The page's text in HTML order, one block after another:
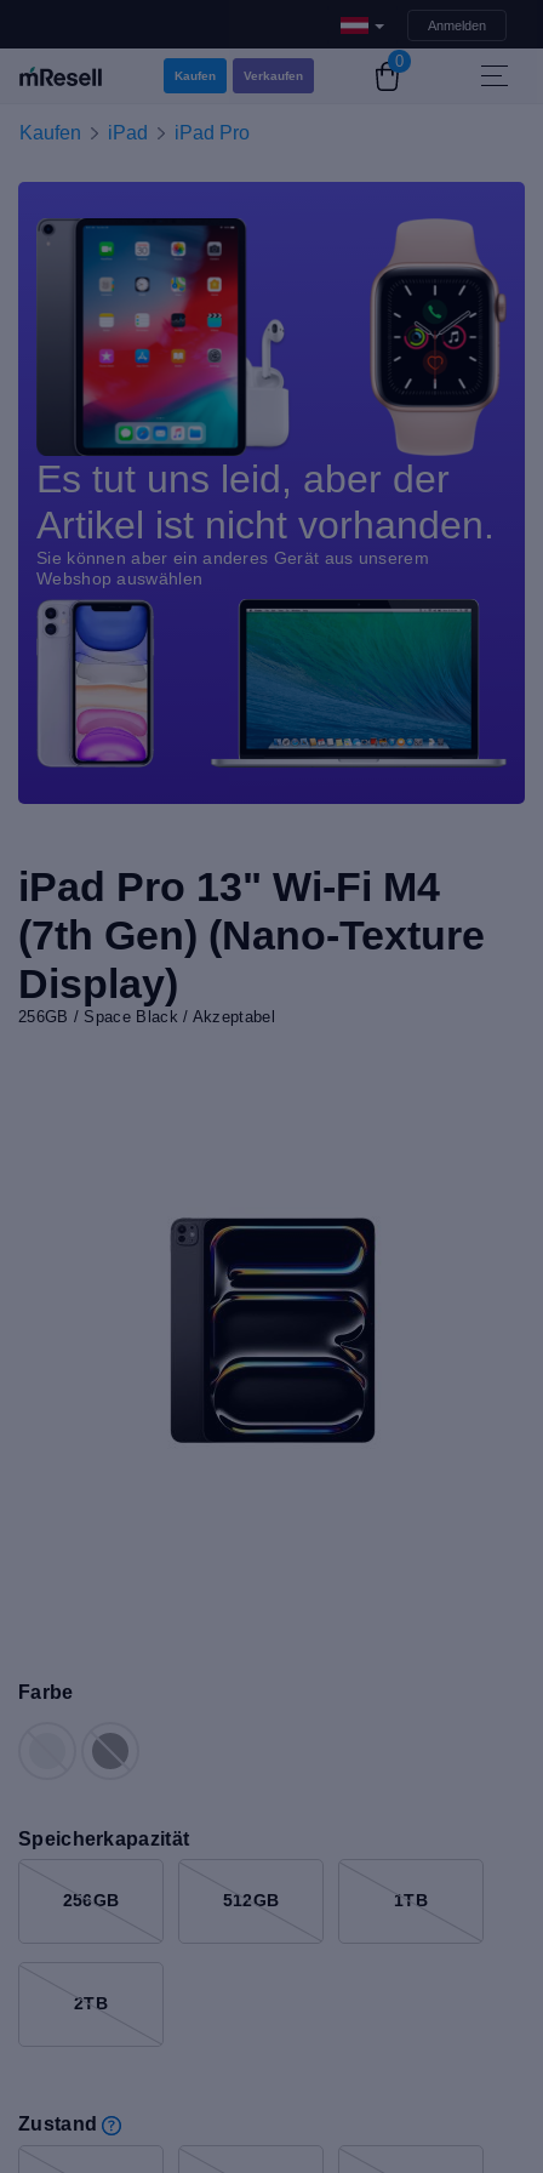
Anmelden
Kaufen Verkaufen
0
Kaufen iPad iPad Pro
Es tut uns leid, aber der
Artikel ist nicht vorhanden.
Sie können aber ein anderes Gerät aus unserem
Webshop auswählen
iPad Pro 13" Wi-Fi M4
(7th Gen) (Nano-Texture
Display)
256GB / Space Black / Akzeptabel
Farbe
Speicherkapazität
256GB 512GB 1TB
2TB
Zustand